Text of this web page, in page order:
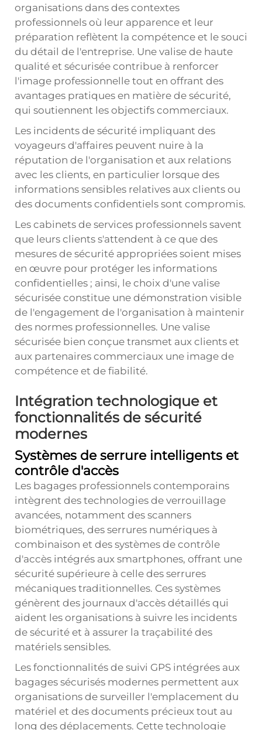
organisations dans des contextes
professionnels où leur apparence et leur
préparation reflètent la compétence et le souci
du détail de l'entreprise. Une valise de haute
qualité et sécurisée contribue à renforcer
l'image professionnelle tout en offrant des
avantages pratiques en matière de sécurité,
qui soutiennent les objectifs commerciaux.
Les incidents de sécurité impliquant des
voyageurs d'affaires peuvent nuire à la
réputation de l'organisation et aux relations
avec les clients, en particulier lorsque des
informations sensibles relatives aux clients ou
des documents confidentiels sont compromis.
Les cabinets de services professionnels savent
que leurs clients s'attendent à ce que des
mesures de sécurité appropriées soient mises
en œuvre pour protéger les informations
confidentielles ; ainsi, le choix d'une valise
sécurisée constitue une démonstration visible
de l'engagement de l'organisation à maintenir
des normes professionnelles. Une valise
sécurisée bien conçue transmet aux clients et
aux partenaires commerciaux une image de
compétence et de fiabilité.
Intégration technologique et
fonctionnalités de sécurité
modernes
Systèmes de serrure intelligents et
contrôle d'accès
Les bagages professionnels contemporains
intègrent des technologies de verrouillage
avancées, notamment des scanners
biométriques, des serrures numériques à
combinaison et des systèmes de contrôle
d'accès intégrés aux smartphones, offrant une
sécurité supérieure à celle des serrures
mécaniques traditionnelles. Ces systèmes
génèrent des journaux d'accès détaillés qui
aident les organisations à suivre les incidents
de sécurité et à assurer la traçabilité des
matériels sensibles.
Les fonctionnalités de suivi GPS intégrées aux
bagages sécurisés modernes permettent aux
organisations de surveiller l'emplacement du
matériel et des documents précieux tout au
long des déplacements. Cette technologie